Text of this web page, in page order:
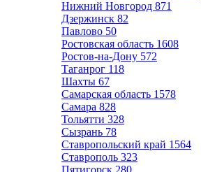
Нижний Новгород 871
Дзержинск 82
Павлово 50
Ростовская область 1608
Ростов-на-Дону 572
Таганрог 118
Шахты 67
Самарская область 1578
Самара 828
Тольятти 328
Сызрань 78
Ставропольский край 1564
Ставрополь 323
Пятигорск 280